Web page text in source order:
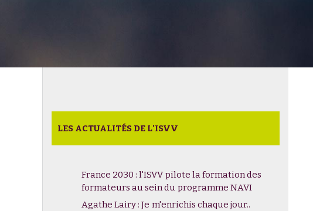
LES ACTUALITÉS DE L'ISVV
France 2030 : l'ISVV pilote la formation des
formateurs au sein du programme NAVI
Agathe Lairy : Je m'enrichis chaque jour..